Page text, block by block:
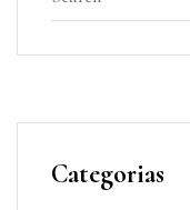
Categorias